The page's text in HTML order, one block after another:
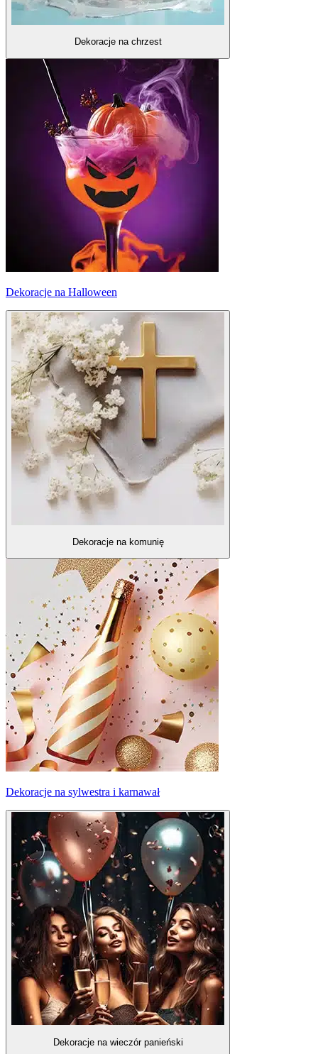
Dekoracje na chrzest
Dekoracje na Halloween
Dekoracje na komunię
Dekoracje na sylwestra i karnawał
Dekoracje na wieczór panieński